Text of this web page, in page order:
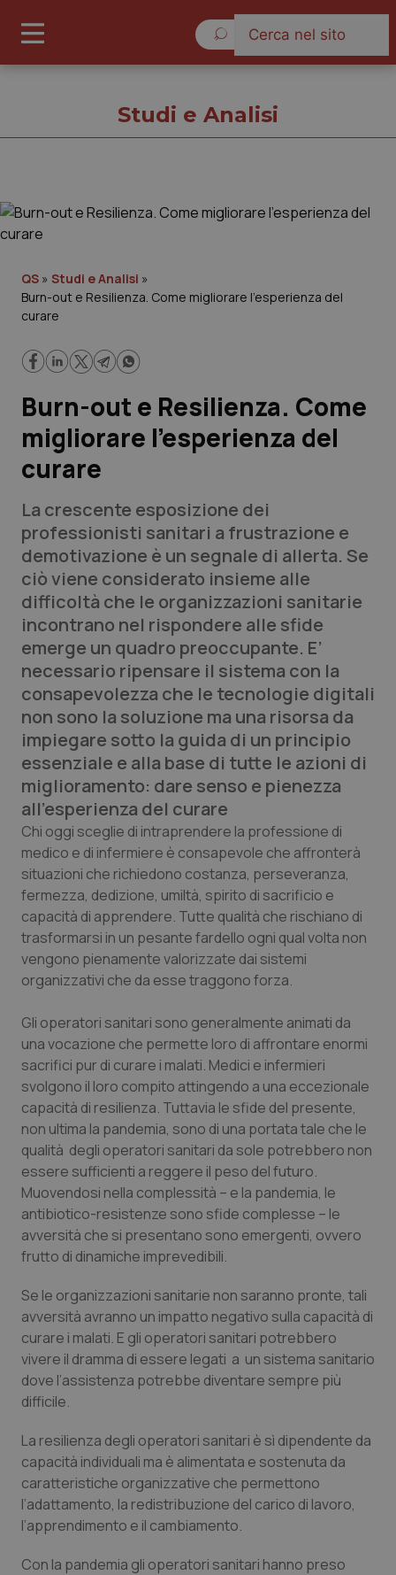
Governo e Parlamento
Regioni e Asl
Lavoro e Professioni
Scienza e Farmaci
Studi e Analisi
Lettere al direttore
Edizioni Regionali
QS Pro
Professionisti Sanitari.AI
Abruzzo
Basilicata
Calabria
Campania
Emilia-Romagna
Friuli Venezia Giulia
Lazio
Liguria
Lombardia
Marche
Molise
Piemonte
Provincia Autonoma di Bolzano
Provincia Autonoma di Trento
Puglia
Sardegna
Sicilia
Toscana
QS Pro Gold
Artrite & artrosi
Asma & BPCO
Car-T
Colesterolo & coronaropatie
Dermatite Atopica
Diabete & glucometri
Disturbi dell’umore
Dolore
Donna & Salute
Epatiti
HIV
Infezioni & Febbre
Ipertensione & Scompenso
Malattie rare
Malattia di Crohn & Rettocolite Ulcerosa
Neuroscienze & patologie neurodegenerative
Obesità
QS Club Newsletter
Studi e Analisi
QS » Studi e Analisi »
Burn-out e Resilienza. Come migliorare l’esperienza del
curare
Burn-out e Resilienza. Come
migliorare l’esperienza del
curare
La crescente esposizione dei
professionisti sanitari a frustrazione e
demotivazione è un segnale di allerta. Se
ciò viene considerato insieme alle
difficoltà che le organizzazioni sanitarie
incontrano nel rispondere alle sfide
emerge un quadro preoccupante. E’
necessario ripensare il sistema con la
consapevolezza che le tecnologie digitali
non sono la soluzione ma una risorsa da
impiegare sotto la guida di un principio
essenziale e alla base di tutte le azioni di
miglioramento: dare senso e pienezza
all’esperienza del curare
Chi oggi sceglie di intraprendere la professione di
medico e di infermiere è consapevole che affronterà
situazioni che richiedono costanza, perseveranza,
fermezza, dedizione, umiltà, spirito di sacrificio e
capacità di apprendere. Tutte qualità che rischiano di
trasformarsi in un pesante fardello ogni qual volta non
vengono pienamente valorizzate dai sistemi
organizzativi che da esse traggono forza.
Gli operatori sanitari sono generalmente animati da
una vocazione che permette loro di affrontare enormi
sacrifici pur di curare i malati. Medici e infermieri
svolgono il loro compito attingendo a una eccezionale
capacità di resilienza. Tuttavia le sfide del presente,
non ultima la pandemia, sono di una portata tale che le
qualità degli operatori sanitari da sole potrebbero non
essere sufficienti a reggere il peso del futuro.
Muovendosi nella complessità – e la pandemia, le
antibiotico-resistenze sono sfide complesse – le
avversità che si presentano sono emergenti, ovvero
frutto di dinamiche imprevedibili.
Se le organizzazioni sanitarie non saranno pronte, tali
avversità avranno un impatto negativo sulla capacità di
curare i malati. E gli operatori sanitari potrebbero
vivere il dramma di essere legati a un sistema sanitario
dove l’assistenza potrebbe diventare sempre più
difficile.
La resilienza degli operatori sanitari è sì dipendente da
capacità individuali ma è alimentata e sostenuta da
caratteristiche organizzative che permettono
l’adattamento, la redistribuzione del carico di lavoro,
l’apprendimento e il cambiamento.
Con la pandemia gli operatori sanitari hanno preso